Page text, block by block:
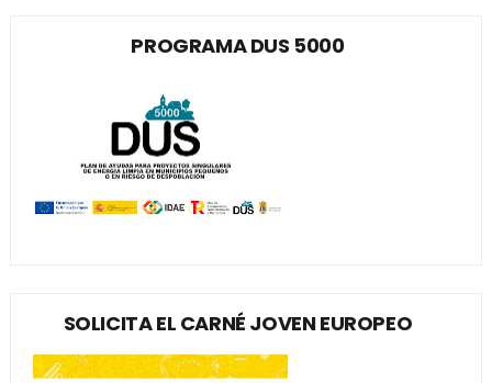
PROGRAMA DUS 5000
SOLICITA EL CARNÉ JOVEN EUROPEO